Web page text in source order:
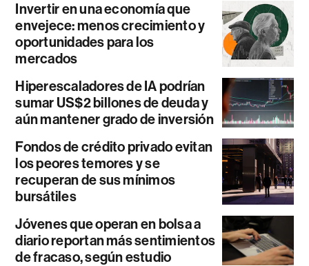
Invertir en una economía que
envejece: menos crecimiento y
oportunidades para los
mercados
Hiperescaladores de IA podrían
sumar US$2 billones de deuda y
aún mantener grado de inversión
Fondos de crédito privado evitan
los peores temores y se
recuperan de sus mínimos
bursátiles
Jóvenes que operan en bolsa a
diario reportan más sentimientos
de fracaso, según estudio